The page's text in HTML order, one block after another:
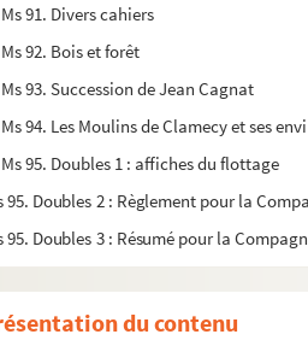
Ms 91. Divers cahiers
Ms 92. Bois et forêt
Ms 93. Succession de Jean Cagnat
Ms 94. Les Moulins de Clamecy et ses
Ms 95. Doubles 1 : affiches du flottage
95. Doubles 2 : Règlement pour la
95. Doubles 3 : Résumé pour la
97. Papiers pré-imprimés vierges
du contenu